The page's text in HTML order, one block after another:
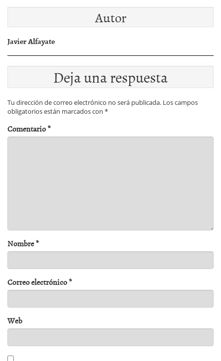
Autor
Javier Alfayate
Deja una respuesta
Tu dirección de correo electrónico no será publicada. Los campos
obligatorios están marcados con *
Comentario*
Nombre*
Correo electrónico*
Web